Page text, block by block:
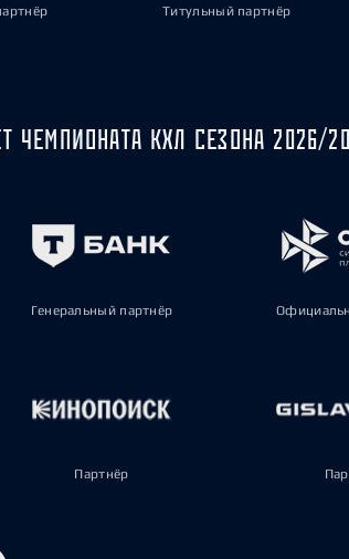
Титульный партнёр
ЧЕМПИОНАТА КХЛ СЕЗОНА 2026/
Генеральный партнёр
Партнёр